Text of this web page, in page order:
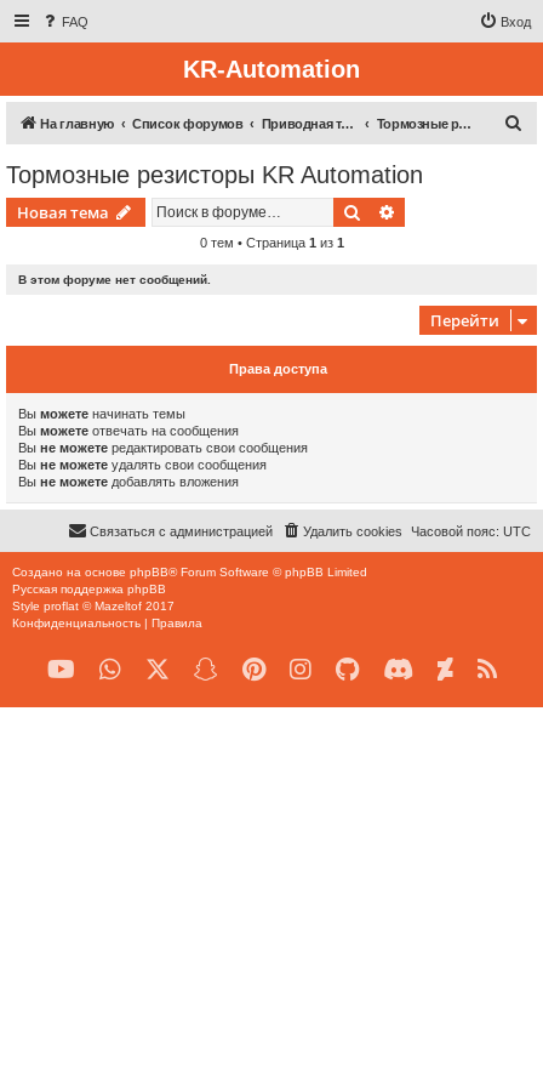
FAQ Вход
KR-Automation
На главную Список форумов Приводная техника Тормозные резисторы KR Automation
Тормозные резисторы KR Automation
Новая тема Поиск
0 тем • Страница 1 из 1
В этом форуме нет сообщений.
Перейти
Права доступа
Вы можете начинать темы
Вы можете отвечать на сообщения
Вы не можете редактировать свои сообщения
Вы не можете удалять свои сообщения
Вы не можете добавлять вложения
Часовой пояс: UTC
Удалить cookies
Связаться с администрацией
Создано на основе phpBB® Forum Software © phpBB Limited
Русская поддержка phpBB
Style proflat ©Mazeltof 2017
Конфиденциальность | Правила